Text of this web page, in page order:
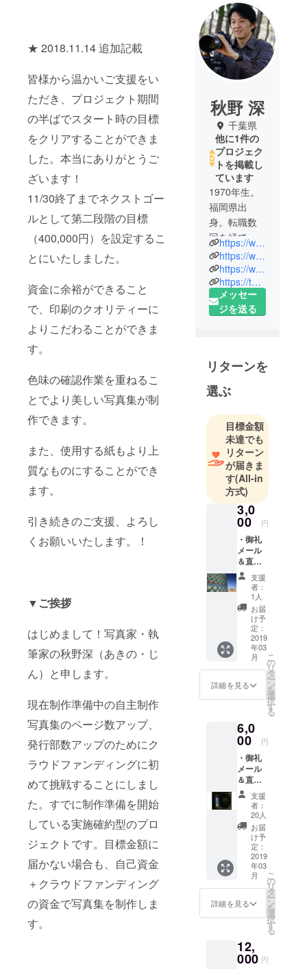
★ 2018.11.14 追加記載
皆様から温かいご支援をい
ただき、プロジェクト期間
の半ばでスタート時の目標
をクリアすることができま
した。本当にありがとうご
ざいます！
11/30終了までネクストゴー
ルとして第二段階の目標
（400,000円）を設定するこ
とにいたしました。
資金に余裕ができること
で、印刷のクオリティーに
よりこだわることができま
す。
色味の確認作業を重ねるこ
とでより美しい写真集が制
作できます。
また、使用する紙もより上
質なものにすることができ
ます。
引き続きのご支援、よろし
くお願いいたします。！
▼ご挨拶
はじめまして！写真家・執
筆家の秋野深（あきの・じ
ん）と申します。
現在制作準備中の自主制作
写真集のページ数アップ、
発行部数アップのためにク
ラウドファンディングに初
めて挑戦することにしまし
た。すでに制作準備を開始
している実施確約型のプロ
ジェクトです。目標金額に
届かない場合も、自己資金
＋クラウドファンディング
の資金で写真集を制作しま
す。
秋野 深
千葉県
他に1件の
プロジェク
トを掲載し
ています
1970年生。
福岡県出
身。転職数
回を経て、
写真家・執
筆家に。シ
ルクロード
エリアを中
心に国内外
物、人々の
生活や文化
を撮影。作
外での写真
展、雑誌、
国際イベン
ト、テレビ
などで採用
されてい
る。また、
講演、旅の
エッセイの
連載、写真
教室主宰、
地方自治体
の地域活性
化事業（観
光、文化交
流、移住、
景観）への
方面で活
https://www.jinakino.com
https://www.facebook.com/jinakinoFB/
https://www.instagram.com/jin.akino/
https://twitter.com/jin_akino/
メッセー
ジを送る
リターンを
選ぶ
目標金額
未達でも
リターン
が届きま
す(All-in
方式)
3,0
00 円
・御礼
メール
＆直筆
御礼
メッ
セージ
・オリ
ジナル
ポスト
カード
３枚
支援
者：
1人
お届
け予
定：
2019
年03
月
詳細を見る
こ
の
リ
タ
ー
ン
を
選
択
す
る
6,0
00 円
・御礼
メール
＆直筆
御礼
メッ
セージ
・オリ
ジナル
ポスト
カード
３枚 ・
完成し
た写真
集（サ
イン入
支援
者：
20人
お届
け予
定：
2019
年03
月
詳細を見る
こ
の
リ
タ
ー
ン
を
選
択
す
る
12,
000 円